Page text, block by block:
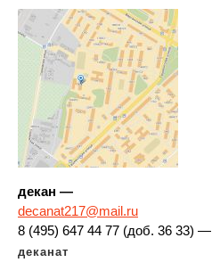
декан —
decanat217@mail.ru
8 (495) 647 44 77 (доб. 36 33) —
деканат